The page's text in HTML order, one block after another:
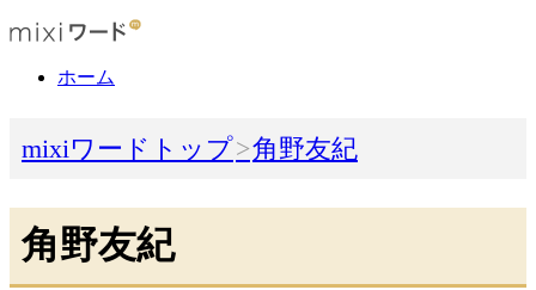
ホーム
mixiワードトップ 角野友紀
角野友紀